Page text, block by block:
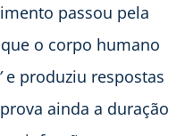
passou pela
o corpo humano
e produziu respostas
ainda a duração